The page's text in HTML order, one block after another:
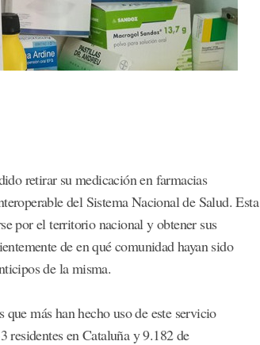
retirar su medicación en farmacias
del Sistema Nacional de Salud. Esta
por el territorio nacional y obtener sus
de en qué comunidad hayan sido
de la misma.
más han hecho uso de este servicio
residentes en Cataluña y 9.182 de